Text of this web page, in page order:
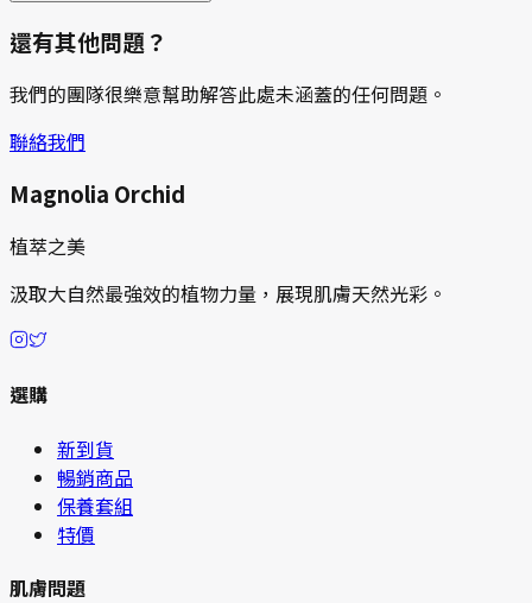
還有其他問題？
我們的團隊很樂意幫助解答此處未涵蓋的任何問題。
聯絡我們
Magnolia Orchid
植萃之美
汲取大自然最強效的植物力量，展現肌膚天然光彩。
選購
新到貨
暢銷商品
保養套組
特價
肌膚問題